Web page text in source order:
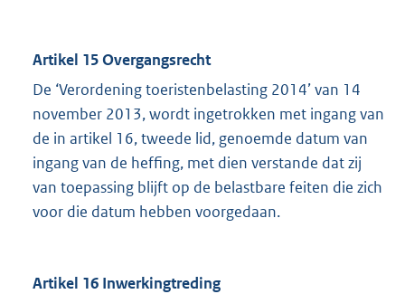
Artikel 15 Overgangsrecht
De ‘Verordening toeristenbelasting 2014’ van 14
november 2013, wordt ingetrokken met ingang van
de in artikel 16, tweede lid, genoemde datum van
ingang van de heffing, met dien verstande dat zij
van toepassing blijft op de belastbare feiten die zich
voor die datum hebben voorgedaan.
Artikel 16 Inwerkingtreding